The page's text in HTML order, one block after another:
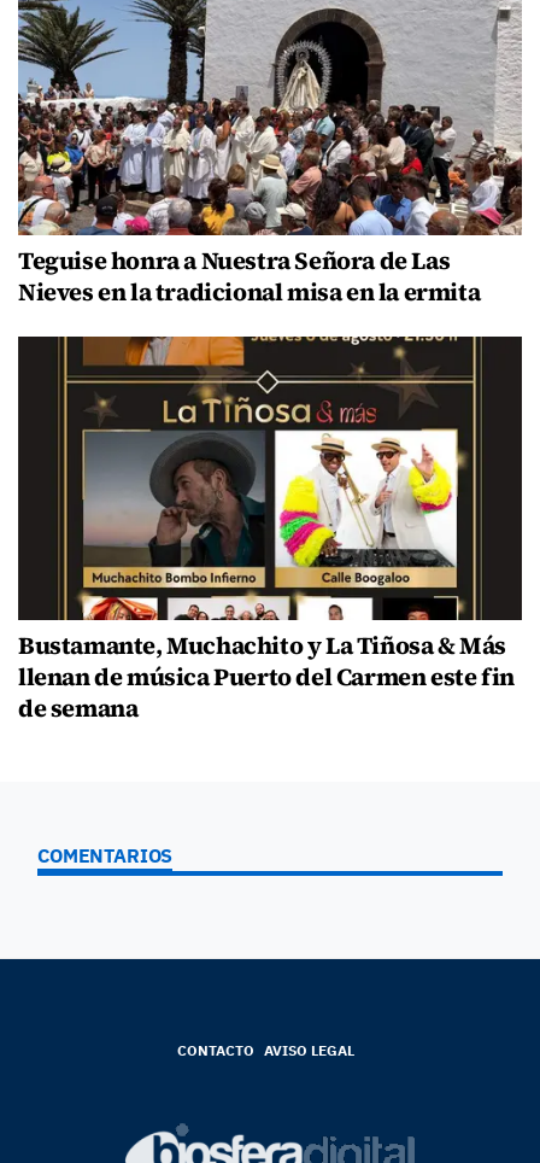
Teguise honra a Nuestra Señora de Las
Nieves en la tradicional misa en la ermita
Bustamante, Muchachito y La Tiñosa & Más
llenan de música Puerto del Carmen este fin
de semana
COMENTARIOS
CONTACTO AVISO LEGAL